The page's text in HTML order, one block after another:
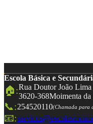
Escola Básica e
🏠:Rua Doutor João Lima
3620-368Moimenta da
📞:254520110(Chamada para
📧: